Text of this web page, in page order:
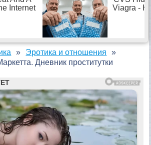
Эротика и отношения
Дневник проститутки